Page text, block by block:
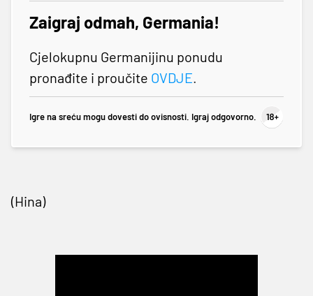
Zaigraj odmah, Germania!
Cjelokupnu Germanijinu ponudu
pronađite i proučite OVDJE.
Igre na sreću mogu dovesti do ovisnosti. Igraj odgovorno.
(Hina)